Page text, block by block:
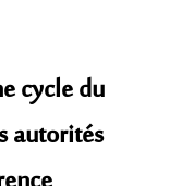
cycle du
autorités